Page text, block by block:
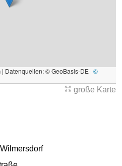
| Datenquellen: © GeoBasis-DE | ©
große Karte